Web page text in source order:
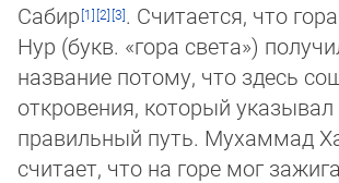
Сабир
. Считается, что
Нур (букв. «гора све­та»)
название потому, что здесь
откровения, который
правильный путь. Мухаммад
считает, что на горе мог